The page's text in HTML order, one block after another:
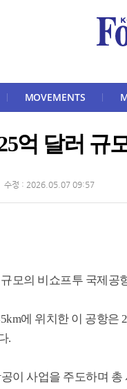
MOVEMENTS
억 달러 규
정 : 2026.05.07 09:57
모의 비쇼프투 국제공
에 위치한 이 공항은
.
이 사업을 주도하며 총